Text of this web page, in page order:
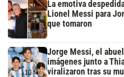
La emotiva
Lionel Messi para
que tomaron
Jorge Messi, el
imágenes junto a
viralizaron tras su